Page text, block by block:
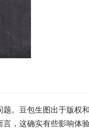
。豆包生图出于版权
，这确实有些影响体验